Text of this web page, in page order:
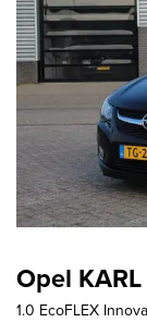
Opel KARL
1.0 EcoFLEX